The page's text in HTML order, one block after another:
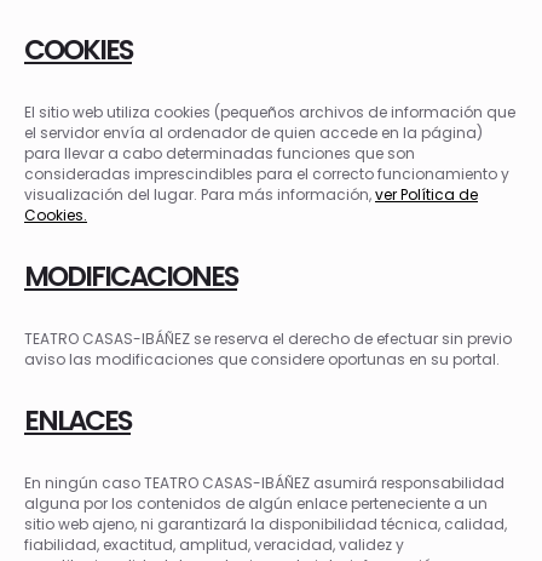
COOKIES
El sitio web utiliza cookies (pequeños archivos de información que
el servidor envía al ordenador de quien accede en la página)
para llevar a cabo determinadas funciones que son
consideradas imprescindibles para el correcto funcionamiento y
visualización del lugar. Para más información,ver Política de
Cookies.
MODIFICACIONES
TEATRO CASAS-IBÁÑEZ se reserva el derecho de efectuar sin previo
aviso las modificaciones que considere oportunas en su portal.
ENLACES
En ningún caso TEATRO CASAS-IBÁÑEZ asumirá responsabilidad
alguna por los contenidos de algún enlace perteneciente a un
sitio web ajeno, ni garantizará la disponibilidad técnica, calidad,
fiabilidad, exactitud, amplitud, veracidad, validez y